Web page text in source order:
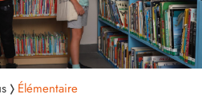
Élémentaire